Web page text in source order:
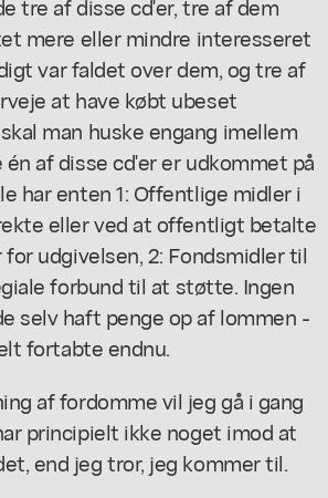
mere eller mindre interesseret
var faldet over dem, og tre af
at have købt ubeset
man huske engang imellem
af disse cd'er er udkommet på
har enten 1: Offentlige midler i
eller ved at offentligt betalte
udgivelsen, 2: Fondsmidler til
forbund til at støtte. Ingen
selv haft penge op af lommen -
fortabte endnu.
af fordomme vil jeg gå i gang
principielt ikke noget imod at
end jeg tror, jeg kommer til.